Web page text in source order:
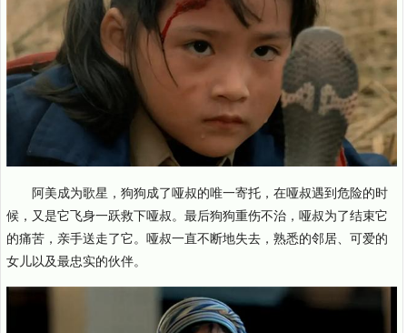
阿美成为歌星，狗狗成了哑叔的唯一寄托，在哑叔遇到危险的时
候，又是它飞身一跃救下哑叔。最后狗狗重伤不治，哑叔为了结束它
的痛苦，亲手送走了它。哑叔一直不断地失去，熟悉的邻居、可爱的
女儿以及最忠实的伙伴。